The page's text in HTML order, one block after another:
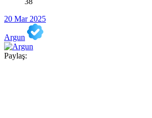
20 Mar 2025
Argun
Paylaş: